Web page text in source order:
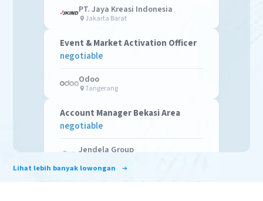
PT. Jaya Kreasi Indonesia
Jakarta Barat
Event & Market Activation Officer
negotiable
Odoo
Tangerang
Account Manager Bekasi Area
negotiable
Jendela Group
Sales Officer Non Alcohol Product
Lihat lebih banyak lowongan